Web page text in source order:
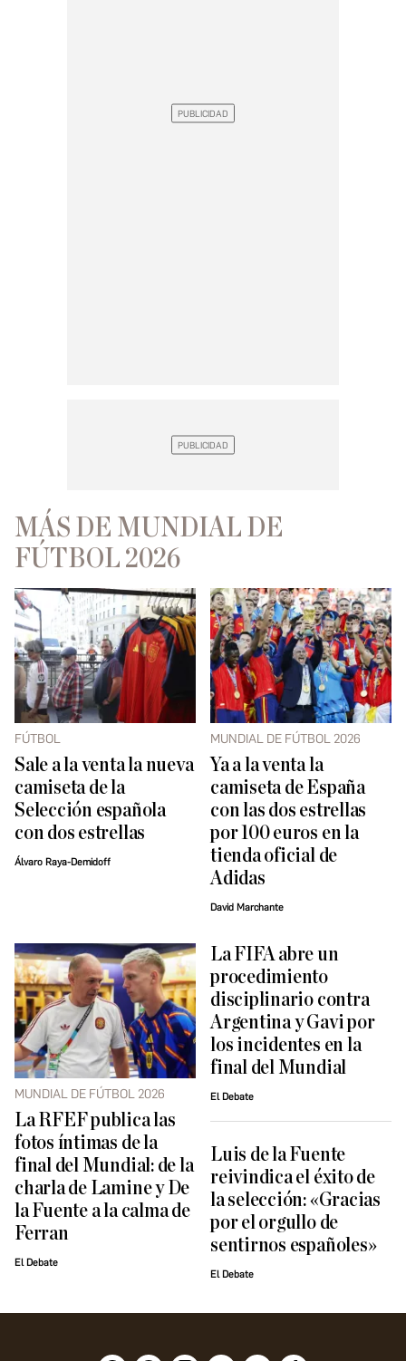
MÁS DE MUNDIAL DE
FÚTBOL 2026
FÚTBOL
Sale a la venta la nueva
camiseta de la
Selección española
con dos estrellas
Álvaro Raya-Demidoff
MUNDIAL DE FÚTBOL 2026
Ya a la venta la
camiseta de España
con las dos estrellas
por 100 euros en la
tienda oficial de
Adidas
David Marchante
MUNDIAL DE FÚTBOL 2026
La RFEF publica las
fotos íntimas de la
final del Mundial: de la
charla de Lamine y De
la Fuente a la calma de
Ferran
El Debate
La FIFA abre un
procedimiento
disciplinario contra
Argentina y Gavi por
los incidentes en la
final del Mundial
El Debate
Luis de la Fuente
reivindica el éxito de
la selección: «Gracias
por el orgullo de
sentirnos españoles»
El Debate